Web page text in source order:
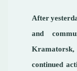
After
and
continued